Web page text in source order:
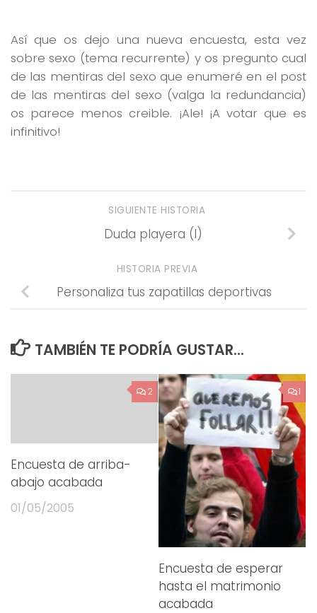
Así que os dejo una nueva encuesta, esta vez
sobre sexo (tema recurrente) y os pregunto cual
de las mentiras del sexo que enumeré en el post
de las mentiras del sexo (valga la redundancia)
os parece menos creible. ¡Ale! ¡A votar que es
infinitivo!
SIGUIENTE HISTORIA
Duda playera (I)
HISTORIA PREVIA
Personaliza tus zapatillas deportivas
TAMBIÉN TE PODRÍA GUSTAR...
2
Encuesta de arriba-
abajo acabada
01/05/2005
1
Encuesta de esperar
hasta el matrimonio
acabada